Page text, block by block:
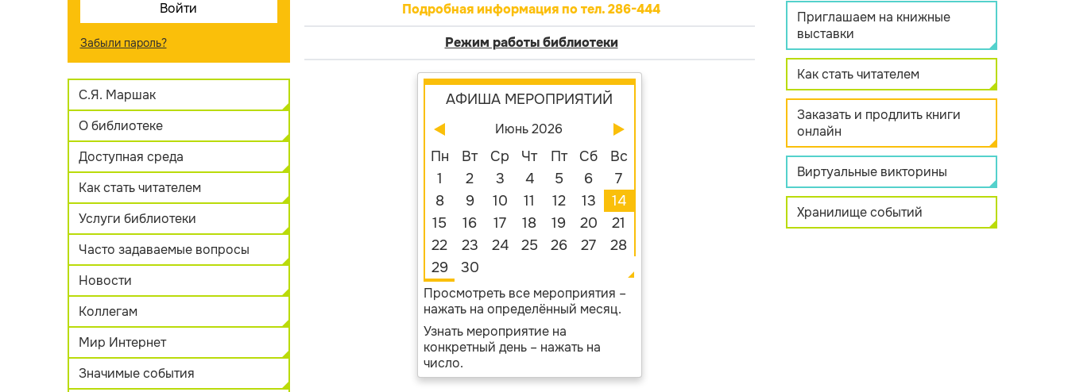
Забыли пароль?
С.Я. Маршак
О библиотеке
Доступная среда
Как стать читателем
Услуги библиотеки
Часто задаваемые вопросы
Новости
Коллегам
Мир Интернет
Значимые события
Подробная информация по тел. 286-444
Режим работы библиотеки
АФИША МЕРОПРИЯТИЙ
Июнь 2026
Пн Вт Ср Чт Пт Сб
Вс
1
2 3 4 5 6
7
8
9 10 11 12 13
14
15
16 17 18 19 20
21
22
23 24 25 26 27
28
29
30
Просмотреть все мероприятия –
нажать на определённый месяц.
Узнать мероприятие на
конкретный день – нажать на
число.
Приглашаем на книжные
выставки
Как стать читателем
Заказать и продлить книги
онлайн
Виртуальные викторины
Хранилище событий